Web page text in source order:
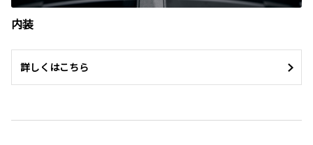
内装
詳しくはこちら